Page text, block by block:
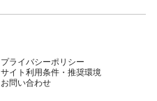
プライバシーポリシー
サイト利用条件・推奨環境
お問い合わせ